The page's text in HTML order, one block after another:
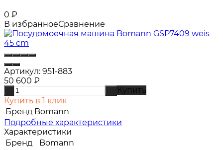
0 ₽
В избранноеСравнение
Артикул: 951-883
50 600 ₽
Купить
Купить в 1 клик
Бренд Bomann
Подробные характеристики
Характеристики
Бренд
Bomann